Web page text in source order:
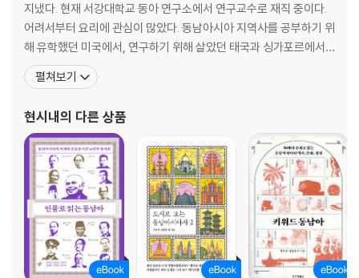
6. 베트남 쌀국수 퍼
공장 지역 음식에서 하노이의 명물이 된 퍼｜식민 통치와 분단의 역사-사
이공식 퍼의 탄생
국수 장려 정책으로 탄생한 ‘태국식 볶음 쌀국수’｜미식 외교와 글로벌 음
식 팟타이의 자부심
8. 인도네시아 볶음면 미고렝
마자파힛 비문에 새겨진 이름｜‘한 봉지의 행복’이 담긴 서민 음식
9. 필리핀 볶음면 빤싯
중국의 면에 스페인의 문화를 더한 국민 요리｜필리핀 역사의 한 가닥, 빤
지냈다. 현재 서강대학교 동아 연구소에서 연구교수로 재직 중이다.
어려서부터 요리에 관심이 많았다. 동남아시아 지역사를 공부하기 위
해 유학했던 미국에서, 연구하기 위해 살았던 태국과 싱가포르에서,
그리고 현지 조사를 위해 갔었던 미얀마, 라오스, 인도네시아 등지에
서 동남아시아 각국의 음식을 접했고 직접 요리하기도 했다. 음식이
펼쳐보기
현시내의 다른 상품